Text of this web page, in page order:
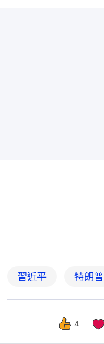
習近平 特朗普
4